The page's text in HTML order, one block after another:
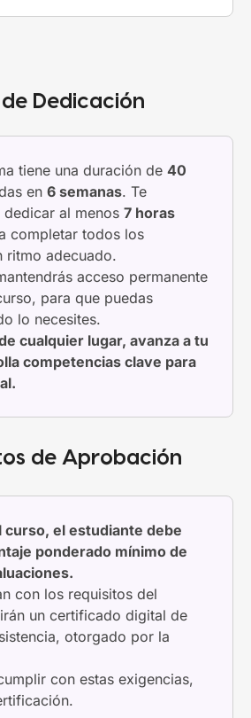
Dedicación
tiene una duración de 40
en 6 semanas. Te
al menos 7 horas
completar todos los
ritmo adecuado.
acceso permanente
para que puedas
lo necesites.
cualquier lugar, avanza a tu
competencias clave para
de Aprobación
curso, el estudiante debe
ponderado mínimo de
con los requisitos del
un certificado digital de
otorgado por la
con estas exigencias,